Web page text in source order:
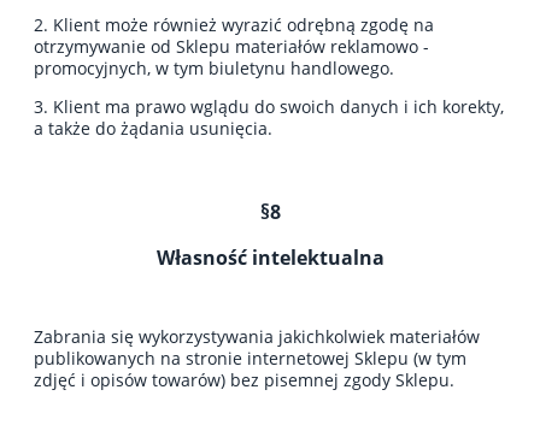
2. Klient może również wyrazić odrębną zgodę na
otrzymywanie od Sklepu materiałów reklamowo -
promocyjnych, w tym biuletynu handlowego.
3. Klient ma prawo wglądu do swoich danych i ich korekty,
a także do żądania usunięcia.
§8
Własność intelektualna
Zabrania się wykorzystywania jakichkolwiek materiałów
publikowanych na stronie internetowej Sklepu (w tym
zdjęć i opisów towarów) bez pisemnej zgody Sklepu.